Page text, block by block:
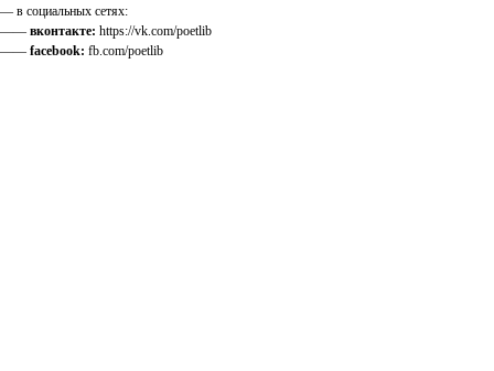
— в социальных сетях:
—— вконтакте: https://vk.com/poetlib
—— facebook: fb.com/poetlib